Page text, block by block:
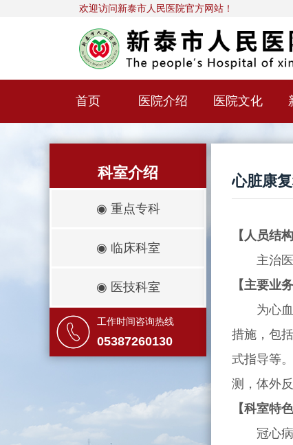
欢迎访问新泰市人民医院官方网站！
首页 医院介绍 医院文化
科室介绍
◉ 重点专科
◉ 临床科室
◉ 医技科室
工作时间咨询热线
05387260130
心脏康
【人员结构
主治医
【主要业
为心血管
措施，包
式指导等
测，体外
【科室特色
冠心病、